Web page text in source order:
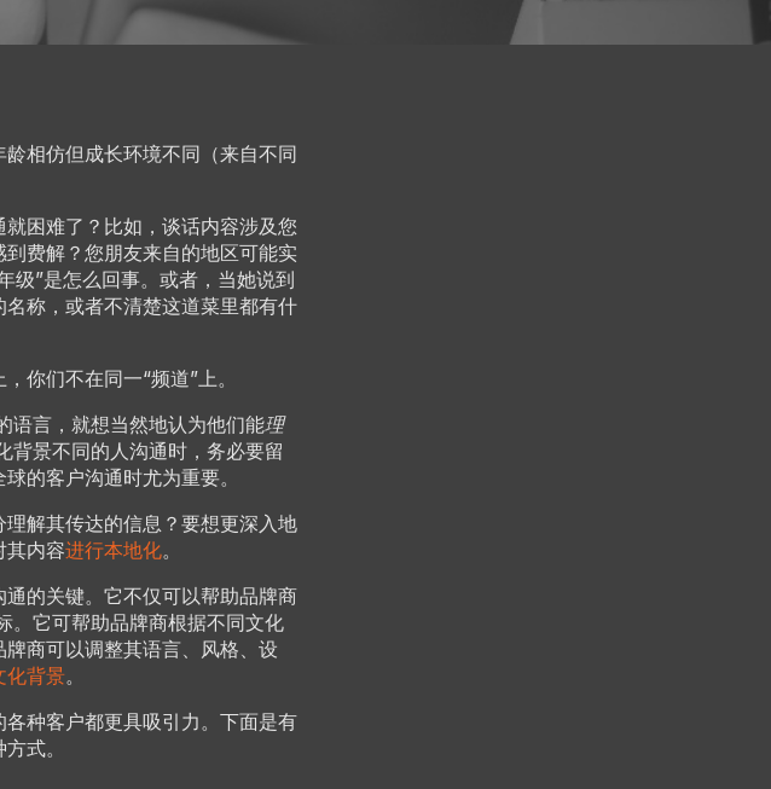
相仿但成长环境不同（来自不同
困难了？比如，谈话内容涉及您
费解？您朋友来自的地区可能实
级”是怎么回事。或者，当她说到
称，或者不清楚这道菜里都有什
你们不在同一“频道”上。
语言，就想当然地认为他们能理
景不同的人沟通时，务必要留
的客户沟通时尤为重要。
解其传达的信息？要想更深入地
其内容进行本地化。
的关键。它不仅可以帮助品牌商
。它可帮助品牌商根据不同文化
商可以调整其语言、风格、设
化背景。
种客户都更具吸引力。下面是有
式。